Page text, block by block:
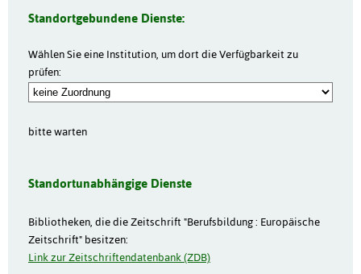
Standortgebundene Dienste:
Wählen Sie eine Institution, um dort die Verfügbarkeit zu
prüfen:
bitte warten
Standortunabhängige Dienste
Bibliotheken, die die Zeitschrift "Berufsbildung : Europäische
Zeitschrift" besitzen:
Link zur Zeitschriftendatenbank (ZDB)